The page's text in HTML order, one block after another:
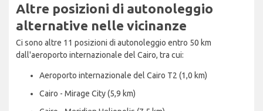
Altre posizioni di autonoleggio
alternative nelle vicinanze
Ci sono altre 11 posizioni di autonoleggio entro 50 km
dall'aeroporto internazionale del Cairo, tra cui:
Aeroporto internazionale del Cairo T2 (1,0 km)
Cairo - Mirage City (5,9 km)